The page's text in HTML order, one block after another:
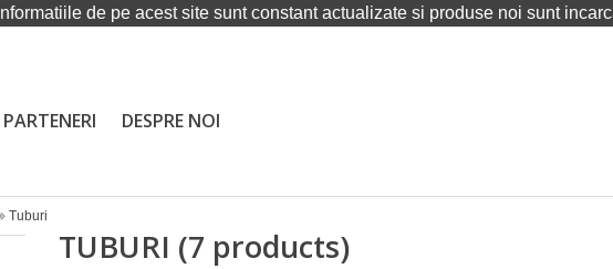
Informatiile de pe acest site sunt constant actualizate si produse noi sunt
PARTENERI DESPRE NOI
Tuburi
TUBURI (7 products)